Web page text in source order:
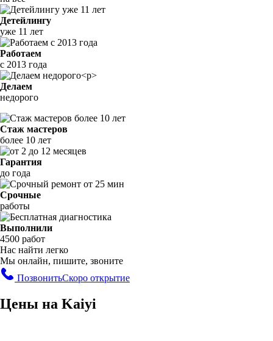
Детейлингу
уже 11 лет
Работаем
с 2013 года
Делаем
недорого
Стаж мастеров
более 10 лет
Гарантия
до года
Срочные
работы
Выполнили
4500 работ
Нас найти легко
Мы онлайн, пишите, звоните
ПозвонитьСкоро открытие
Цены на Kaiyi